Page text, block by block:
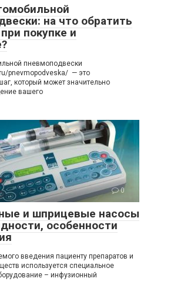
на что обратить
покупке и
пневмоподвески
pnevmopodveska/ — это
который может значительно
вашего
0
и шприцевые насосы
особенности
введения пациенту препаратов и
используется специальное
– инфузионный